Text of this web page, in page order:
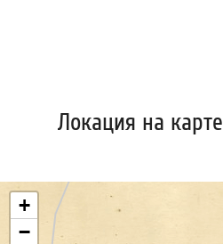
Локация на карте
+
−